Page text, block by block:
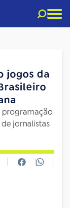
jogos da
programação
jornalistas